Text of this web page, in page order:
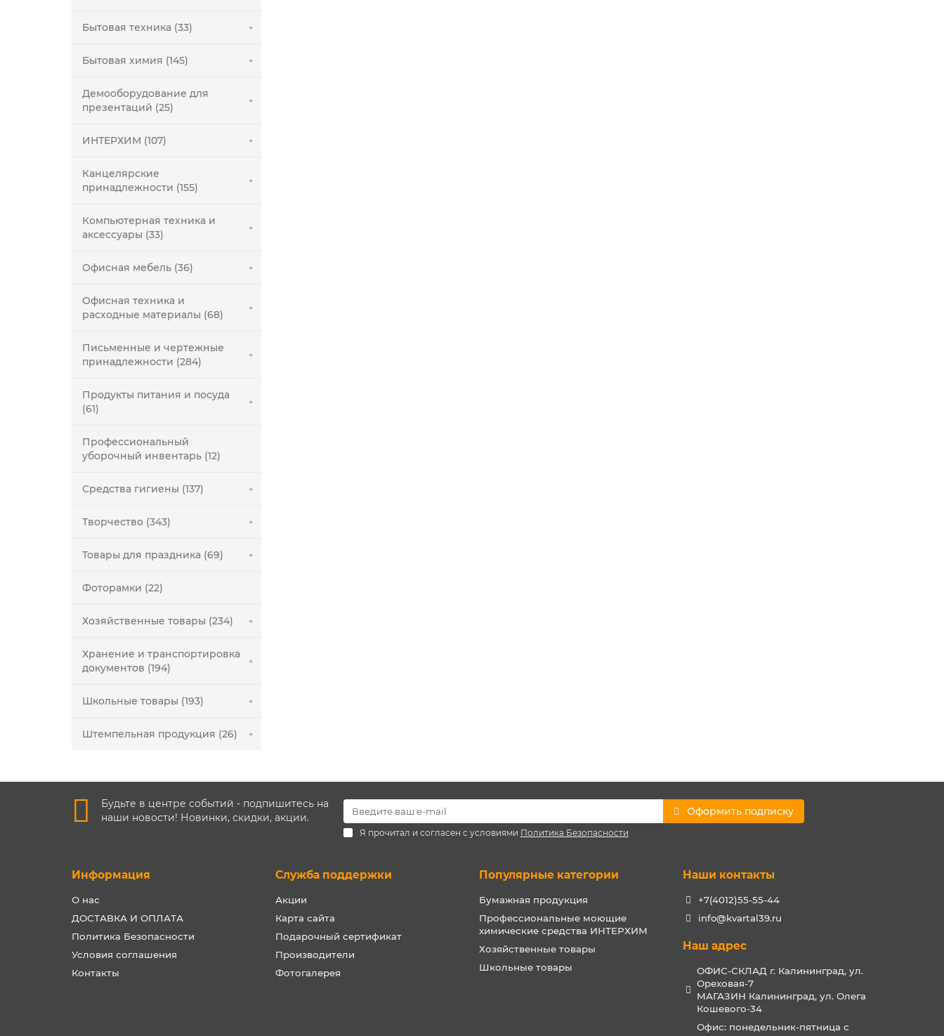
Бытовая техника (33)
Бытовая химия (145)
Демооборудование для
презентаций (25)
ИНТЕРХИМ (107)
Канцелярские
принадлежности (155)
Компьютерная техника и
аксессуары (33)
Офисная мебель (36)
Офисная техника и
расходные материалы (68)
Письменные и чертежные
принадлежности (284)
Продукты питания и посуда
(61)
Профессиональный
уборочный инвентарь (12)
Средства гигиены (137)
Творчество (343)
Товары для праздника (69)
Фоторамки (22)
Хозяйственные товары (234)
Хранение и транспортировка
документов (194)
Школьные товары (193)
Штемпельная продукция (26)
Будьте в центре событий - подпишитесь на
наши новости! Новинки, скидки, акции.
Оформить подписку
Я прочитал и согласен с условиями Политика Безопасности
Информация
О нас
ДОСТАВКА И ОПЛАТА
Политика Безопасности
Условия соглашения
Контакты
Служба поддержки
Акции
Карта сайта
Подарочный сертификат
Производители
Фотогалерея
Популярные категории
Бумажная продукция
Профессиональные моющие
химические средства ИНТЕРХИМ
Хозяйственные товары
Школьные товары
Наши контакты
+7(4012)55-55-44
info@kvartal39.ru
Наш адрес
ОФИС-СКЛАД г. Калининград, ул.
Ореховая-7
МАГАЗИН Калининград, ул. Олега
Кошевого-34
Офис: понедельник-пятница с